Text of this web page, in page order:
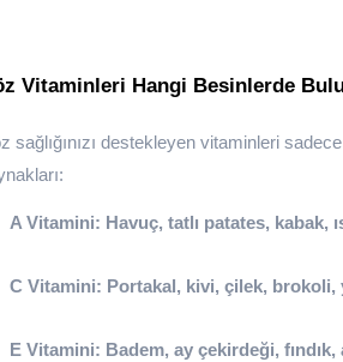
Vitaminleri Hangi Besinlerde
sağlığınızı destekleyen vitaminleri
A Vitamini: Havuç, tatlı patates, kabak,
C Vitamini: Portakal, kivi, çilek, brokoli,
E Vitamini: Badem, ay çekirdeği,